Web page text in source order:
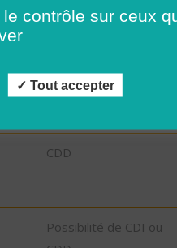
Possibilité de CDI ou
Possibilité de CDI ou
CDD
CDD
Possibilité de CDI ou
contrôle sur ceux
Tout accepter